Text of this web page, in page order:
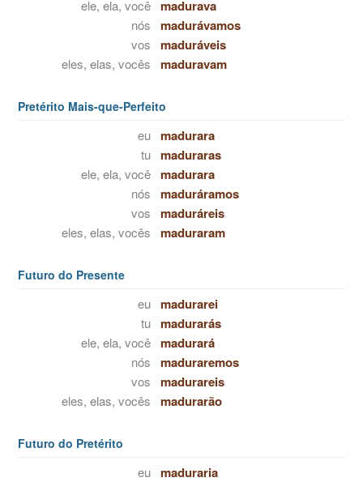
ele, ela, você madurava
nós madurávamos
vos maduráveis
eles, elas, vocês maduravam
Pretérito Mais-que-Perfeito
eu madurara
tu maduraras
ele, ela, você madurara
nós maduráramos
vos maduráreis
eles, elas, vocês maduraram
Futuro do Presente
eu madurarei
tu madurarás
ele, ela, você madurará
nós maduraremos
vos madurareis
eles, elas, vocês madurarão
Futuro do Pretérito
eu maduraria